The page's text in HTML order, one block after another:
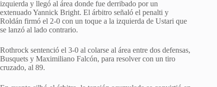
izquierda y llegó al área donde fue derribado por un
extenuado Yannick Bright. El árbitro señaló el penalti y
Roldán firmó el 2-0 con un toque a la izquierda de Ustari que
se lanzó al lado contrario.
Rothrock sentenció el 3-0 al colarse al área entre dos defensas,
Busquets y Maximiliano Falcón, para resolver con un tiro
cruzado, al 89.